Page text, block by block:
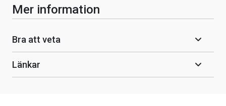
Mer information
Bra att veta
Länkar